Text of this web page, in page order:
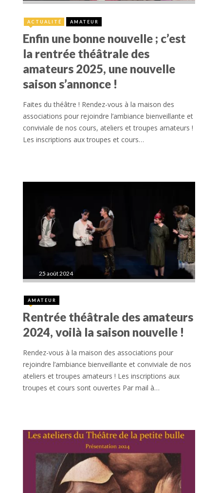
ACTUALITÉ AMATEUR
Enfin une bonne nouvelle ; c’est
la rentrée théâtrale des
amateurs 2025, une nouvelle
saison s’annonce !
Faites du théâtre ! Rendez-vous à la maison des
associations pour rejoindre l’ambiance bienveillante et
conviviale de nos cours, ateliers et troupes amateurs !
Les inscriptions aux troupes et cours…
25 août 2024
AMATEUR
Rentrée théâtrale des amateurs
2024, voilà la saison nouvelle !
Rendez-vous à la maison des associations pour
rejoindre l’ambiance bienveillante et conviviale de nos
ateliers et troupes amateurs ! Les inscriptions aux
troupes et cours sont ouvertes Par mail à…